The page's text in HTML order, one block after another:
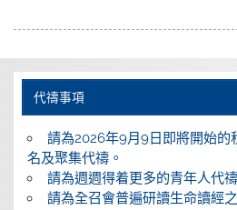
代禱事項
請為2026年9月9日即將開始的
名及聚集代禱。
請為週週得着更多的青年人代禱
請為全召會普遍研讀生命讀經